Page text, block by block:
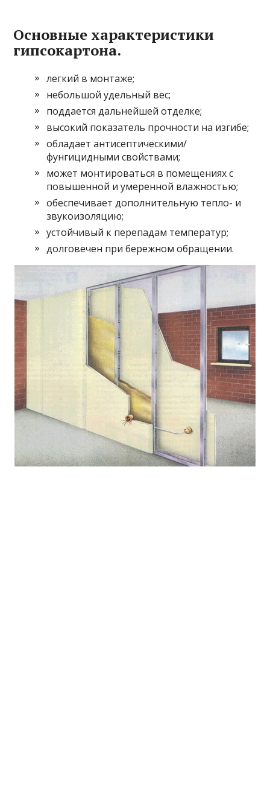
Основные характеристики
гипсокартона.
легкий в монтаже;
небольшой удельный вес;
поддается дальнейшей отделке;
высокий показатель прочности на изгибе;
обладает антисептическими/
фунгицидными свойствами;
может монтироваться в помещениях с
повышенной и умеренной влажностью;
обеспечивает дополнительную тепло- и
звукоизоляцию;
устойчивый к перепадам температур;
долговечен при бережном обращении.